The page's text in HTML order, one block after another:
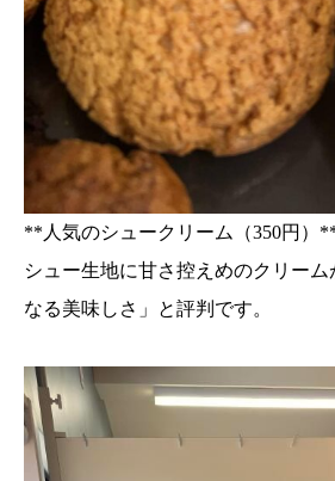
**人気のシュークリーム（350円）
シュー生地に甘さ控えめのクリー
なる美味しさ」と評判です。